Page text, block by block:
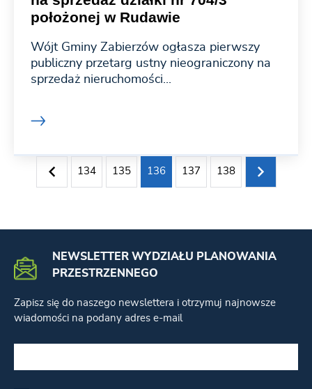
położonej w Rudawie
Wójt Gminy Zabierzów ogłasza pierwszy
publiczny przetarg ustny nieograniczony na
sprzedaż nieruchomości...
134 135 136 137 138
NEWSLETTER WYDZIAŁU PLANOWANIA
PRZESTRZENNEGO
Zapisz się do naszego newslettera i otrzymuj najnowsze
wiadomości na podany adres e-mail